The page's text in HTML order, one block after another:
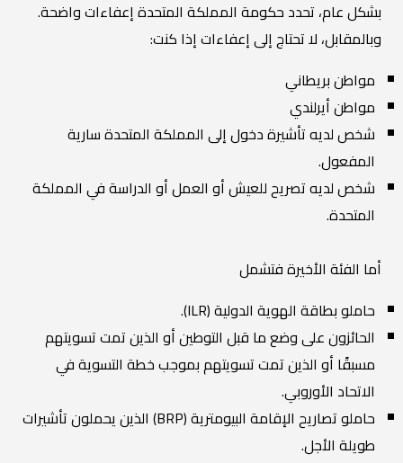
بشكل عام، تحدد حكومة المملكة المتحدة إعفاءات واضحة.
وبالمقابل، لا تحتاج إلى إعفاءات إذا كنت:
مواطن بريطاني
مواطن أيرلندي
شخص لديه تأشيرة دخول إلى المملكة المتحدة سارية
المفعول.
شخص لديه تصريح للعيش أو العمل أو الدراسة في المملكة
المتحدة.
أما الفئة الأخيرة فتشمل
حاملو بطاقة الهوية الدولية (ILR).
الحائزون على وضع ما قبل التوطين أو الذين تمت تسويتهم
مسبقًا أو الذين تمت تسويتهم بموجب خطة التسوية في
الاتحاد الأوروبي.
حاملو تصاريح الإقامة البيومترية (BRP) الذين يحملون تأشيرات
طويلة الأجل.